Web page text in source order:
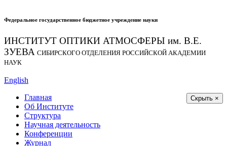
Федеральное государственное бюджетное учреждение науки
ИНСТИТУТ ОПТИКИ АТМОСФЕРЫ им. В.Е.
ЗУЕВА СИБИРСКОГО ОТДЕЛЕНИЯ РОССИЙСКОЙ АКАДЕМИИ
НАУК
English
Скрыть ×
Главная
Об Институте
Структура
Научная деятельность
Конференции
Журнал